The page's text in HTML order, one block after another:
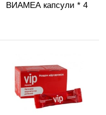
ВИАМЕА капсули * 4